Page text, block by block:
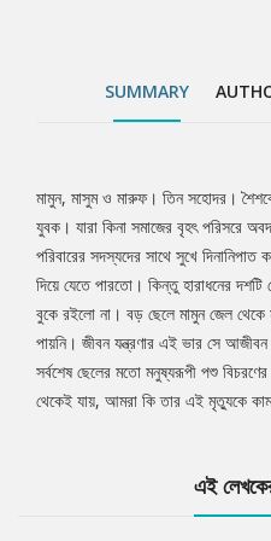
SUMMARY
Tab
Article
মামুন, মাসুম ও মারুফ। তিন সহোদর।
যুবক। যারা কিনা সমাজের বৃহৎ পরিসরে
পরিবারের সদস্যদের সাথে সুখে দিনানিপাত
দিয়ে যেতে পারতো। কিন্তু হারাধনের
বুকে রইলো না। বড় ছেলে মামুন জেল
পায়নি। জীবন যন্ত্রণার এই ভার সে
সর্বশেষ ছেলের মতো মনুষ্যরূপী পশু
থেকেই যায়, আমরা কি তার এই মৃত্যুকে
এই